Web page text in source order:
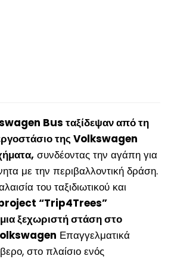
Bus ταξίδεψαν από τη
της Volkswagen
συνδέοντας την αγάπη για
με την περιβαλλοντική δράση.
του ταξιδιωτικού και
project “Trip4Trees”
ξεχωριστή στάση στο
Επαγγελματικά
στο πλαίσιο ενός